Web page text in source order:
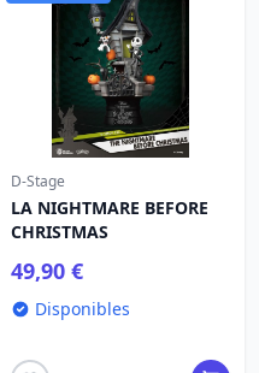
D-Stage
LA NIGHTMARE BEFORE
CHRISTMAS
49,90 €
Disponibles